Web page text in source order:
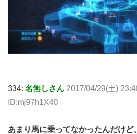
334: 名無しさん 2017/04/29(土)
ID:mj97h1X40
あまり馬に乗ってなかったんだけど